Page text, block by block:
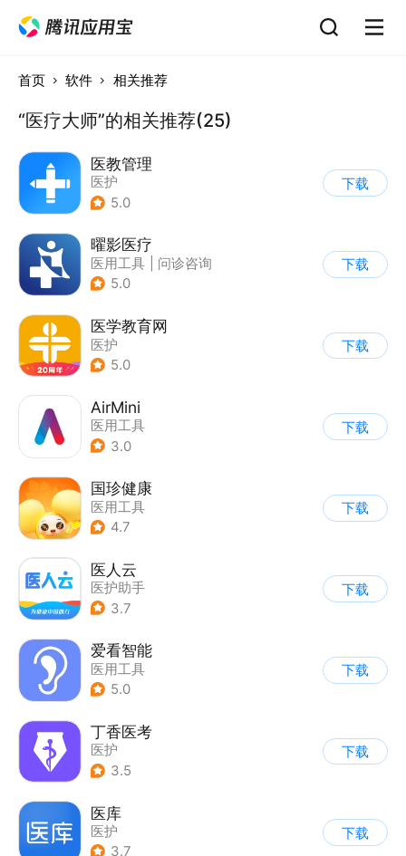
首页 软件 相关推荐
“医疗大师”的相关推荐(25)
医教管理
医护
5.0
下载
曜影医疗
医用工具
问诊咨询
| 医护助手
5.0
下载
医学教育网
医护
5.0
下载
AirMini
医用工具
3.0
下载
国珍健康
医用工具
4.7
下载
医人云
医护助手
3.7
下载
爱看智能
医用工具
5.0
下载
丁香医考
医护
3.5
下载
医库
医护
3.7
下载